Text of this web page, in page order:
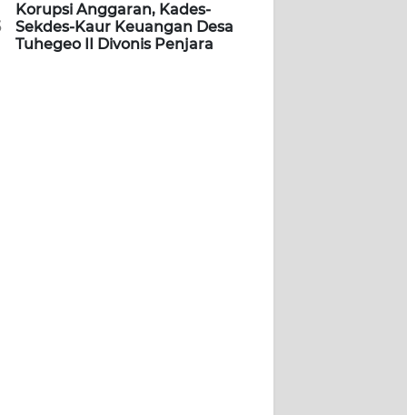
Korupsi Anggaran, Kades-
Sekdes-Kaur Keuangan Desa
Tuhegeo II Divonis Penjara